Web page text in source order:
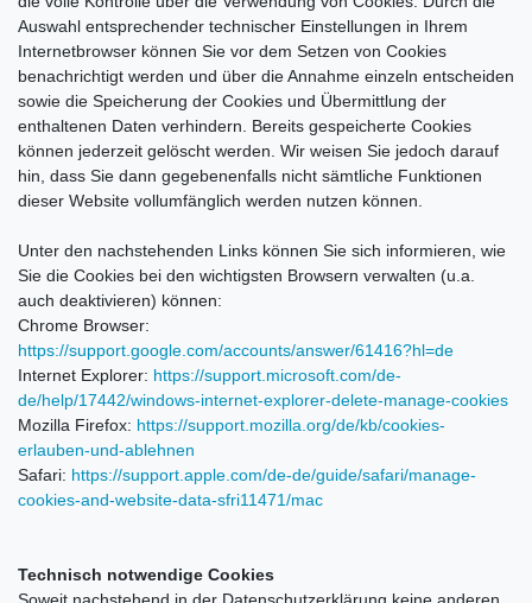
Auswahl entsprechender technischer Einstellungen in Ihrem
Internetbrowser können Sie vor dem Setzen von Cookies
benachrichtigt werden und über die Annahme einzeln entscheiden
sowie die Speicherung der Cookies und Übermittlung der
enthaltenen Daten verhindern. Bereits gespeicherte Cookies
können jederzeit gelöscht werden. Wir weisen Sie jedoch darauf
hin, dass Sie dann gegebenenfalls nicht sämtliche Funktionen
dieser Website vollumfänglich werden nutzen können.
Unter den nachstehenden Links können Sie sich informieren, wie
Sie die Cookies bei den wichtigsten Browsern verwalten (u.a.
auch deaktivieren) können:
Chrome Browser:
https://support.google.com/accounts/answer/61416?hl=de
Internet Explorer: https://support.microsoft.com/de-
de/help/17442/windows-internet-explorer-delete-manage-cookies
Mozilla Firefox: https://support.mozilla.org/de/kb/cookies-
erlauben-und-ablehnen
Safari: https://support.apple.com/de-de/guide/safari/manage-
cookies-and-website-data-sfri11471/mac
Technisch notwendige Cookies